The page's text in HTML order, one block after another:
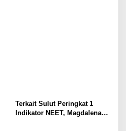
Terkait Sulut Peringkat 1
Indikator NEET, Magdalena